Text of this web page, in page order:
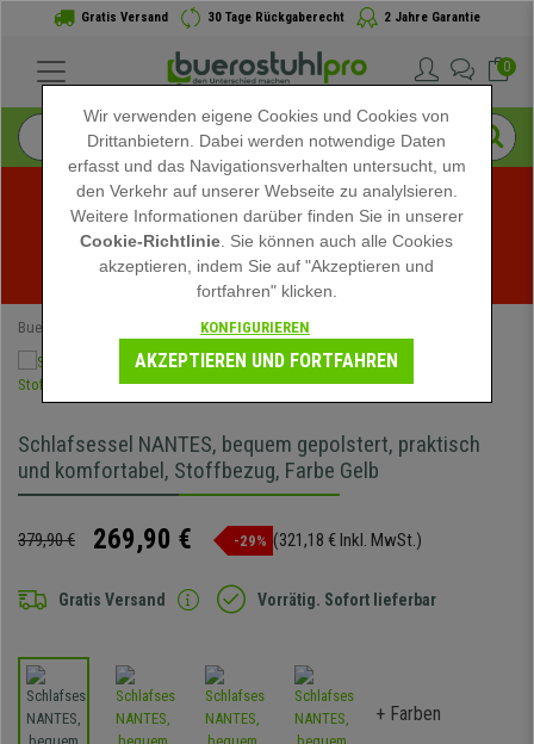
Gratis Versand 30 Tage Rückgaberecht 2 Jahre Garantie
0
Sommerschlussverkauf bei buerostuhlpro! Exklusive
Rabatte für kurze Zeit - Aktion ansehen -
Buerostuhlpro
Schlafsessel NANTES, bequem gepolstert, praktisch
und komfortabel, Stoffbezug, Farbe Gelb
379,90 € 269,90 € -29% (321,18 € Inkl. MwSt.)
Gratis Versand Vorrätig. Sofort lieferbar
+ Farben
Wir verwenden eigene Cookies und Cookies von
Drittanbietern. Dabei werden notwendige Daten
erfasst und das Navigationsverhalten untersucht, um
den Verkehr auf unserer Webseite zu analylsieren.
Weitere Informationen darüber finden Sie in unserer
Cookie-Richtlinie . Sie können auch alle Cookies
akzeptieren, indem Sie auf "Akzeptieren und
fortfahren" klicken.
KONFIGURIEREN
AKZEPTIEREN UND FORTFAHREN